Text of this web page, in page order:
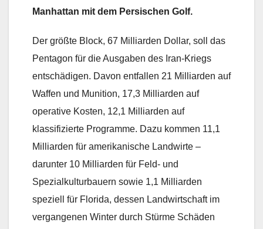
Manhattan mit dem Persischen Golf.
Der größte Block, 67 Milliarden Dollar, soll das
Pentagon für die Ausgaben des Iran-Kriegs
entschädigen. Davon entfallen 21 Milliarden auf
Waffen und Munition, 17,3 Milliarden auf
operative Kosten, 12,1 Milliarden auf
klassifizierte Programme. Dazu kommen 11,1
Milliarden für amerikanische Landwirte –
darunter 10 Milliarden für Feld- und
Spezialkulturbauern sowie 1,1 Milliarden
speziell für Florida, dessen Landwirtschaft im
vergangenen Winter durch Stürme Schäden